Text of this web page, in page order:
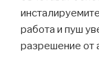
работа и пуш
разрешение от